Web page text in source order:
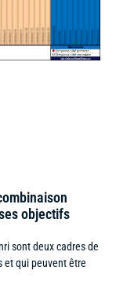
objectifs
sont deux cadres de
et qui peuvent être